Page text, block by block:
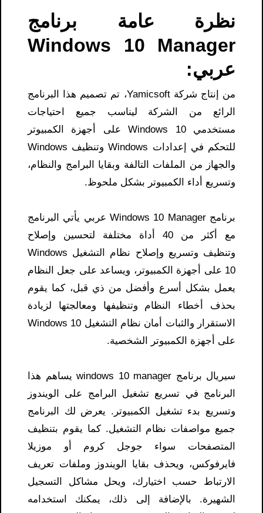
نظرة عامة برنامج
Windows 10 Manager
عربي:
من إنتاج شركة Yamicsoft، تم تصميم هذا البرنامج
الرائع من الشركة ليناسب جميع احتياجات
مستخدمي Windows 10 على أجهزة الكمبيوتر
للتحكم في إعدادات Windows وتنظيف Windows
والجهاز من الملفات التالفة وبقايا البرامج والنظام،
وتسريع أداء الكمبيوتر بشكل ملحوظ.
برنامج Windows 10 Manager عربي يأتي البرنامج
مع أكثر من 40 أداة مختلفة لتحسين وإصلاح
وتنظيف وتسريع وإصلاح نظام التشغيل Windows
10 على أجهزة الكمبيوتر، ويساعد على جعل النظام
يعمل بشكل أسرع وأفضل من ذي قبل، كما يقوم
بحذف أخطاء النظام وتنظيفها ومعالجتها لزيادة
الاستقرار والثبات أمان نظام التشغيل Windows 10
على أجهزة الكمبيوتر الشخصية.
سيريال برنامج windows 10 manager يساهم هذا
البرنامج في تسريع تشغيل البرامج على الويندوز
وتسريع بدء تشغيل الكمبيوتر. يعرض لك البرنامج
جميع مواصفات نظام التشغيل. كما يقوم بتنظيف
المتصفحات سواء جوجل كروم أو موزيلا
فايرفوكس، ويحذف بقايا الويندوز وملفات تعريف
الارتباط حسب اختيارك، ويحل مشاكل التسجيل
الشهيرة. بالإضافة إلى ذلك، يمكنك استخدامه